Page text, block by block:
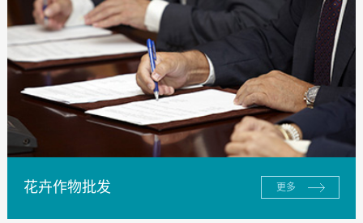
花卉作物批发 更多